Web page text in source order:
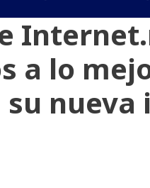
a lo
nueva